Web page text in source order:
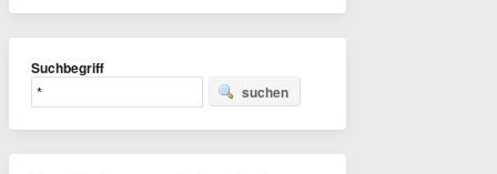
Suchbegriff
suchen